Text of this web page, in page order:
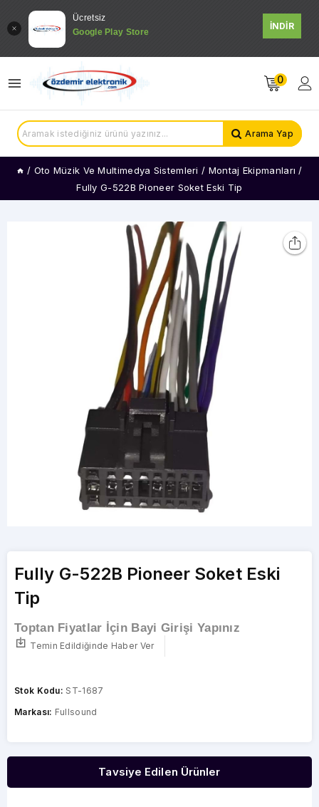
Ücretsiz
Google Play Store
İNDİR
0
Arama Yap
/ Oto Müzik Ve Multimedya Sistemleri / Montaj Ekipmanları /
Fully G-522B Pioneer Soket Eski Tip
Fully G-522B Pioneer Soket Eski
Tip
Toptan Fiyatlar İçin Bayi Girişi Yapınız
Temin Edildiğinde Haber Ver
Stok Kodu: ST-1687
Markası: Fullsound
Tavsiye Edilen Ürünler